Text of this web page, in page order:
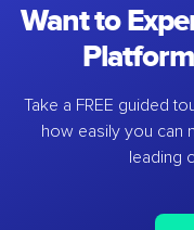
Want to
Take a FREE guided
how easily you can
leading